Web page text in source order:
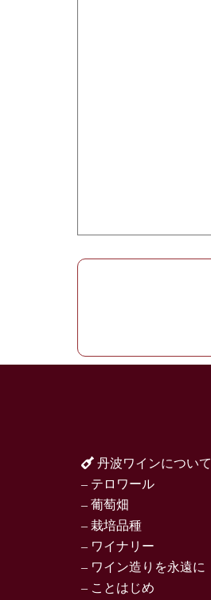
丹波ワインについて
– テロワール
– 葡萄畑
– 栽培品種
– ワイナリー
– ワイン造りを永遠に
– ことはじめ